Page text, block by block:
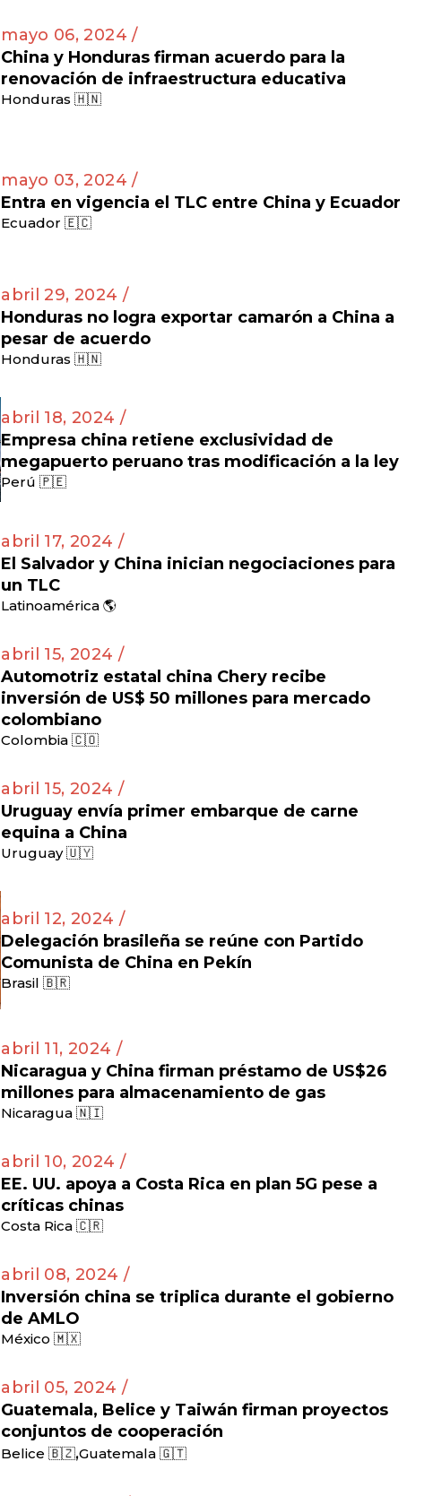
mayo 06, 2024 /
China y Honduras firman acuerdo para la
renovación de infraestructura educativa
Honduras 🇭🇳
mayo 03, 2024 /
Entra en vigencia el TLC entre China y Ecuador
Ecuador 🇪🇨
abril 29, 2024 /
Honduras no logra exportar camarón a China a
pesar de acuerdo
Honduras 🇭🇳
abril 18, 2024 /
Empresa china retiene exclusividad de
megapuerto peruano tras modificación a la ley
Perú 🇵🇪
abril 17, 2024 /
El Salvador y China inician negociaciones para
un TLC
Latinoamérica 🌎
abril 15, 2024 /
Automotriz estatal china Chery recibe
inversión de US$ 50 millones para mercado
colombiano
Colombia 🇨🇴
abril 15, 2024 /
Uruguay envía primer embarque de carne
equina a China
Uruguay 🇺🇾
abril 12, 2024 /
Delegación brasileña se reúne con Partido
Comunista de China en Pekín
Brasil 🇧🇷
abril 11, 2024 /
Nicaragua y China firman préstamo de US$26
millones para almacenamiento de gas
Nicaragua 🇳🇮
abril 10, 2024 /
EE. UU. apoya a Costa Rica en plan 5G pese a
críticas chinas
Costa Rica 🇨🇷
abril 08, 2024 /
Inversión china se triplica durante el gobierno
de AMLO
México 🇲🇽
abril 05, 2024 /
Guatemala, Belice y Taiwán firman proyectos
conjuntos de cooperación
Belice 🇧🇿,Guatemala 🇬🇹